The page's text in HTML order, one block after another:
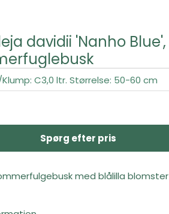
davidii 'Nanho Blue',
Spørg efter pris
med blålilla blomster